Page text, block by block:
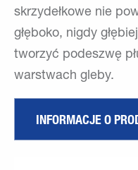
skrzydełkowe nie
głęboko, nigdy
tworzyć podeszwę
warstwach gleby.
INFORMACJE O